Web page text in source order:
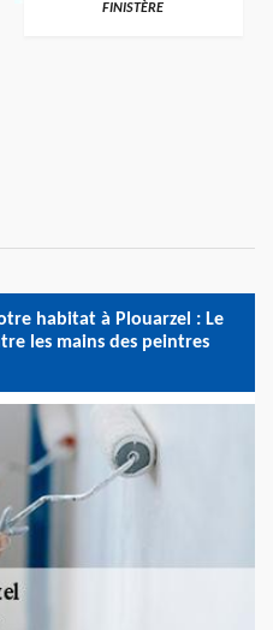
FINISTÈRE
habitat à Plouarzel : Le
les mains des peintres